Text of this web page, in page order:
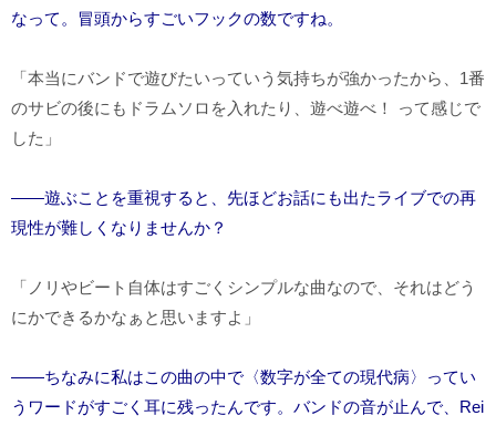
なって。冒頭からすごいフックの数ですね。
「本当にバンドで遊びたいっていう気持ちが強かったから、 1番
のサビの後にもドラムソロを入れたり、遊べ遊べ！ って感じで
した」
――遊ぶことを重視すると、先ほどお話にも出たライブでの再
現性が難しくなりませんか？
「ノリやビート自体はすごくシンプルな曲なので、それはどう
にかできるかなぁと思いますよ」
――ちなみに私はこの曲の中で〈数字が全ての現代病〉ってい
うワードがすごく耳に残ったんです。バンドの音が止んで、Rei